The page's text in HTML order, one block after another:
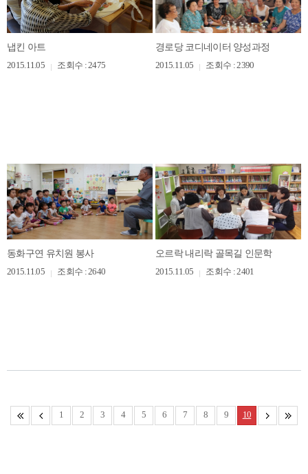
냅킨 아트
2015.11.05
조회수 : 2475
경로당 코디네이터 양성과정
2015.11.05
조회수 : 2390
동화구연 유치원 봉사
2015.11.05
조회수 : 2640
오르락 내리락 골목길 인문학
2015.11.05
조회수 : 2401
1 2 3 4 5 6 7 8 9 10